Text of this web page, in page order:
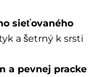
sieťovaného
a šetrný k srsti
a pevnej pracke